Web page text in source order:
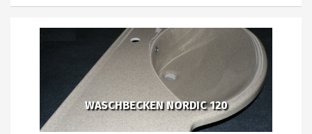
WASCHBECKEN NORDIC 120